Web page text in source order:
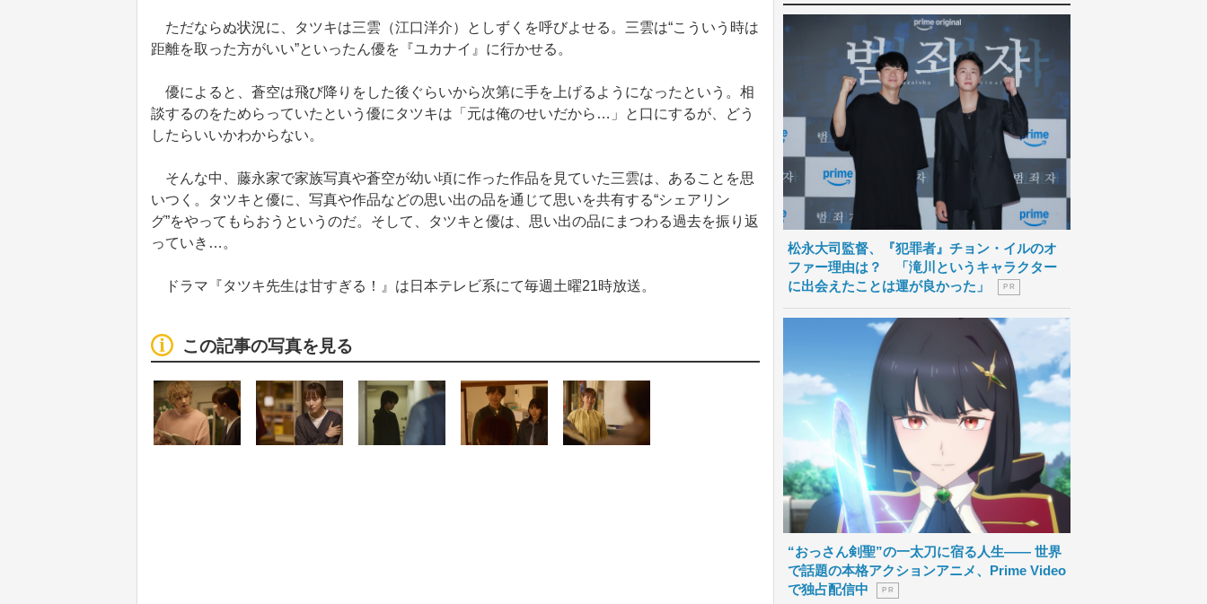
ただならぬ状況に、タツキは三雲（江口洋介）としずくを呼びよせる。三雲は“こういう時は
距離を取った方がいい”といったん優を『ユカナイ』に行かせる。
優によると、蒼空は飛び降りをした後ぐらいから次第に手を上げるようになったという。相
談するのをためらっていたという優にタツキは「元は俺のせいだから…」と口にするが、どう
したらいいかわからない。
そんな中、藤永家で家族写真や蒼空が幼い頃に作った作品を見ていた三雲は、あることを思
いつく。タツキと優に、写真や作品などの思い出の品を通じて思いを共有する“シェアリン
グ”をやってもらおうというのだ。そして、タツキと優は、思い出の品にまつわる過去を振り返
っていき…。
ドラマ『タツキ先生は甘すぎる！』は日本テレビ系にて毎週土曜21時放送。
この記事の写真を見る
松永大司監督、『犯罪者』チョン・イルのオ
ファー理由は？ 「滝川というキャラクター
に出会えたことは運が良かった」
P R
“おっさん剣聖”の一太刀に宿る人生―― 世界
で話題の本格アクションアニメ、Prime Video
で独占配信中
P R